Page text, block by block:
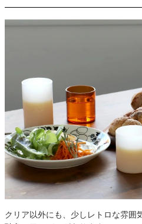
クリア以外にも、少しレトロな雰囲